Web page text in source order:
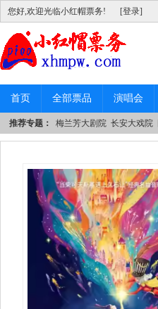
您好,欢迎光临小红帽票务! [登录]
首页 全部票品 演唱会
推荐专题： 梅兰芳大剧院 长安大戏院